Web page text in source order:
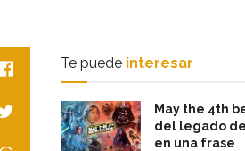
Te puede interesar
May the 4th
del legado
en una frase